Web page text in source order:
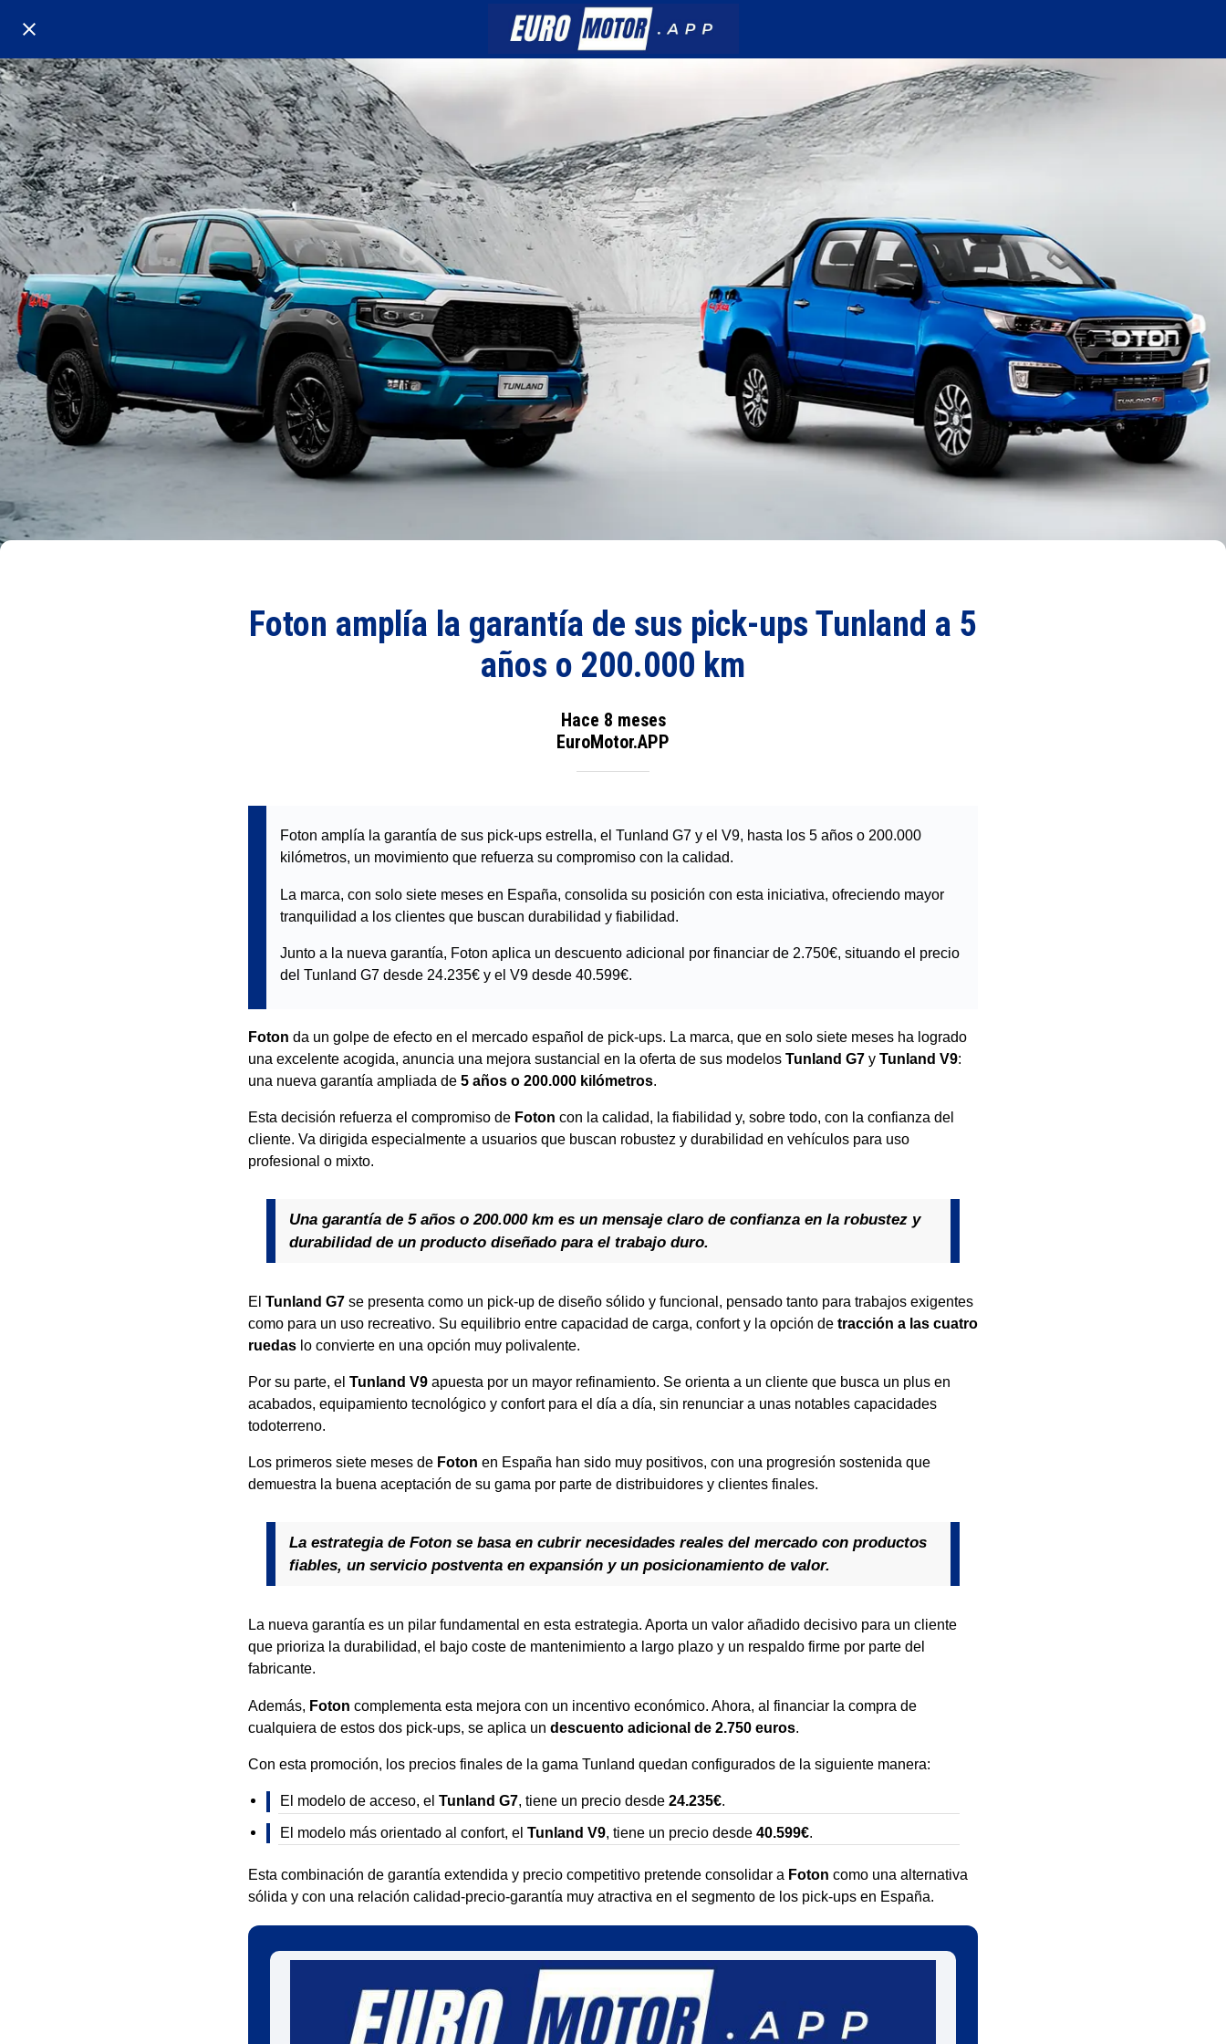
Foton amplía la garantía de sus pick-ups Tunland a 5
años o 200.000 km
Hace 8 meses
EuroMotor.APP
Foton amplía la garantía de sus pick-ups estrella, el Tunland G7 y el V9, hasta los 5 años o 200.000
kilómetros, un movimiento que refuerza su compromiso con la calidad.
La marca, con solo siete meses en España, consolida su posición con esta iniciativa, ofreciendo mayor
tranquilidad a los clientes que buscan durabilidad y fiabilidad.
Junto a la nueva garantía, Foton aplica un descuento adicional por financiar de 2.750€, situando el precio
del Tunland G7 desde 24.235€ y el V9 desde 40.599€.
Foton da un golpe de efecto en el mercado español de pick-ups. La marca, que en solo siete meses ha logrado
una excelente acogida, anuncia una mejora sustancial en la oferta de sus modelos Tunland G7 y Tunland V9:
una nueva garantía ampliada de 5 años o 200.000 kilómetros
Esta decisión refuerza el compromiso de Foton con la calidad, la fiabilidad y, sobre todo, con la confianza del
cliente. Va dirigida especialmente a usuarios que buscan robustez y durabilidad en vehículos para uso
profesional o mixto.
Una garantía de 5 años o 200.000 km es un mensaje claro de confianza en la robustez y
durabilidad de un producto diseñado para el trabajo duro.
El Tunland G7 se presenta como un pick-up de diseño sólido y funcional, pensado tanto para trabajos exigentes
como para un uso recreativo. Su equilibrio entre capacidad de carga, confort y la opción de tracción a las cuatro
ruedas lo convierte en una opción muy polivalente.
Por su parte, el Tunland V9 apuesta por un mayor refinamiento. Se orienta a un cliente que busca un plus en
acabados, equipamiento tecnológico y confort para el día a día, sin renunciar a unas notables capacidades
todoterreno.
Los primeros siete meses de Foton en España han sido muy positivos, con una progresión sostenida que
demuestra la buena aceptación de su gama por parte de distribuidores y clientes finales.
La estrategia de Foton se basa en cubrir necesidades reales del mercado con productos
fiables, un servicio postventa en expansión y un posicionamiento de valor.
La nueva garantía es un pilar fundamental en esta estrategia. Aporta un valor añadido decisivo para un cliente
que prioriza la durabilidad, el bajo coste de mantenimiento a largo plazo y un respaldo firme por parte del
fabricante.
Además, Foton complementa esta mejora con un incentivo económico. Ahora, al financiar la compra de
cualquiera de estos dos pick-ups, se aplica un descuento adicional de 2.750 euros.
Con esta promoción, los precios finales de la gama Tunland quedan configurados de la siguiente manera:
El modelo de acceso, el Tunland G7, tiene un precio desde 24.235€.
El modelo más orientado al confort, el Tunland V9 , tiene un precio desde 40.599€
Esta combinación de garantía extendida y precio competitivo pretende consolidar a Foton como una alternativa
sólida y con una relación calidad-precio-garantía muy atractiva en el segmento de los pick-ups en España.